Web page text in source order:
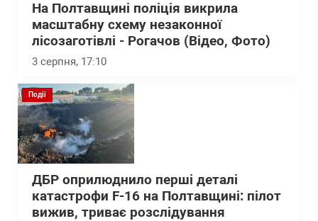
На Полтавщині поліція викрила
масштабну схему незаконної
лісозаготівлі - Рогачов (Відео, Фото)
3 серпня, 17:10
Події
ДБР оприлюднило перші деталі
катастрофи F-16 на Полтавщині: пілот
вижив, триває розслідування